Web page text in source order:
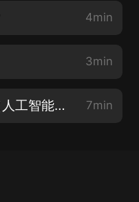
4min
3min
008 生物的大腦不如AI（人工智能）嗎？ 7min